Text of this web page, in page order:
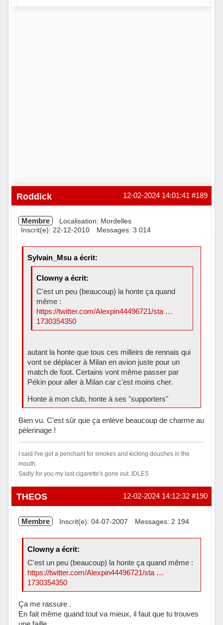
#189
12-02-2024 14:01:41
Roddick
Membre
Localisation: Mordelles
Inscrit(e): 22-12-2010
Messages: 3 014
Sylvain_Msu a écrit:
Clowny a écrit:
C'est un peu (beaucoup) la honte ça quand
même :
https://twitter.com/Alexpin44496721/sta …
1730354350
autant la honte que tous ces milleirs de rennais qui
vont se déplacer à Milan en avion juste pour un
match de foot. Certains vont même passer par
Pékin pour aller à Milan car c'est moins cher.
Honte à mon club, honte à ses "supporters"
Bien vu. C'est sûr que ça enlève beaucoup de charme au
pèlerinage !
I said I've got a penchant for smokes and kicking douches in the
mouth.
Sadly for you my last cigarette's gone out. IDLES
Hors ligne #190
12-02-2024 14:12:32
THEOS
Membre Inscrit(e): 04-07-2007 Messages: 2 194
Clowny a écrit:
C'est un peu (beaucoup) la honte ça quand même :
https://twitter.com/Alexpin44496721/sta …
1730354350
Ça me rassure .
En fait même quand tout va mieux, il faut que tu trouves